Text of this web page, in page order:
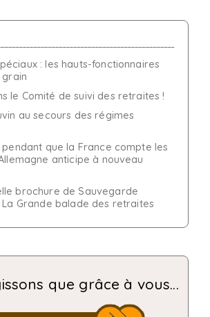
: les hauts-fonctionnaires
le Comité de suivi des retraites !
au secours des régimes
que la France compte les
anticipe à nouveau
brochure de Sauvegarde
La Grande balade des retraites
que grâce à vous...